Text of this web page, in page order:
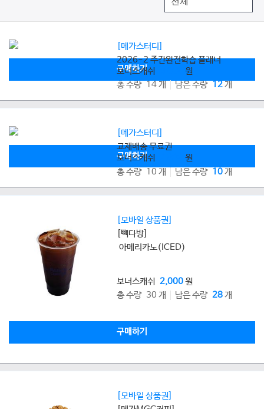
[메가스터디]
2026-2 주간완전학습 플래너
보너스캐쉬
원
총 수량 14 개
남은 수량 12개
구매하기
[메가스터디]
교재배송 무료권
보너스캐쉬
원
총 수량 10 개
남은 수량 10개
구매하기
[모바일 상품권]
[빽다방]
아메리카노(ICED)
보너스캐쉬 2,000원
총 수량 30 개
남은 수량 28개
구매하기
[모바일 상품권]